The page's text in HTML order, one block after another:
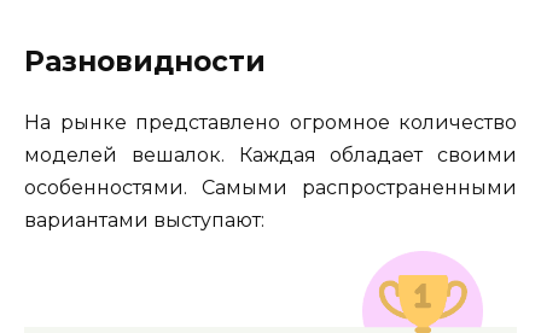
Разновидности
На рынке представлено огромное количество
моделей вешалок. Каждая обладает своими
особенностями. Самыми распространенными
вариантами выступают: